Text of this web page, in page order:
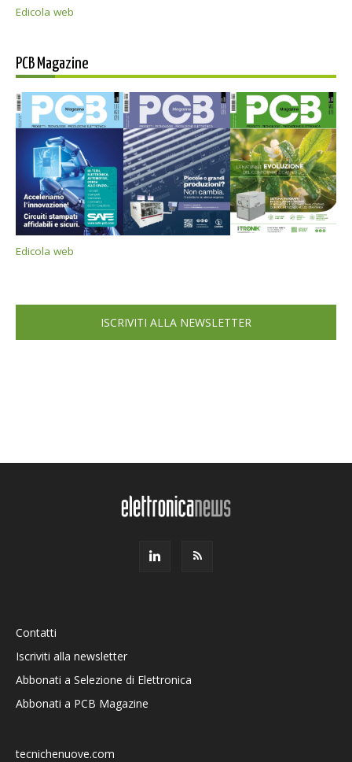
Edicola web
PCB Magazine
Edicola web
ISCRIVITI ALLA NEWSLETTER
Contatti
Iscriviti alla newsletter
Abbonati a Selezione di Elettronica
Abbonati a PCB Magazine
tecnichenuove.com